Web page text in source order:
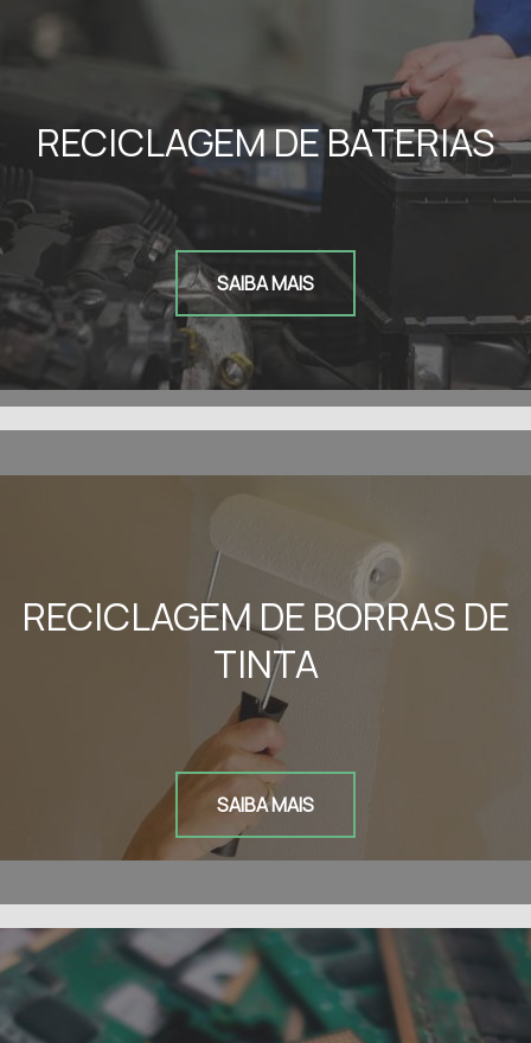
RECICLAGEM DE BATERIAS
SAIBA MAIS
RECICLAGEM DE BORRAS DE
TINTA
SAIBA MAIS